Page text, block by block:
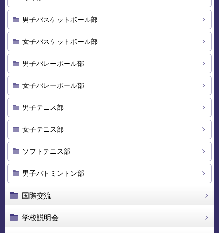
男子バスケットボール部
女子バスケットボール部
男子バレーボール部
女子バレーボール部
男子テニス部
女子テニス部
ソフトテニス部
男子バトミントン部
国際交流
学校説明会